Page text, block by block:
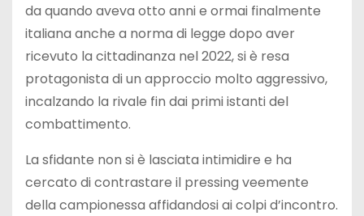
da quando aveva otto anni e ormai finalmente
italiana anche a norma di legge dopo aver
ricevuto la cittadinanza nel 2022, si è resa
protagonista di un approccio molto aggressivo,
incalzando la rivale fin dai primi istanti del
combattimento.
La sfidante non si è lasciata intimidire e ha
cercato di contrastare il pressing veemente
della campionessa affidandosi ai colpi d’incontro.